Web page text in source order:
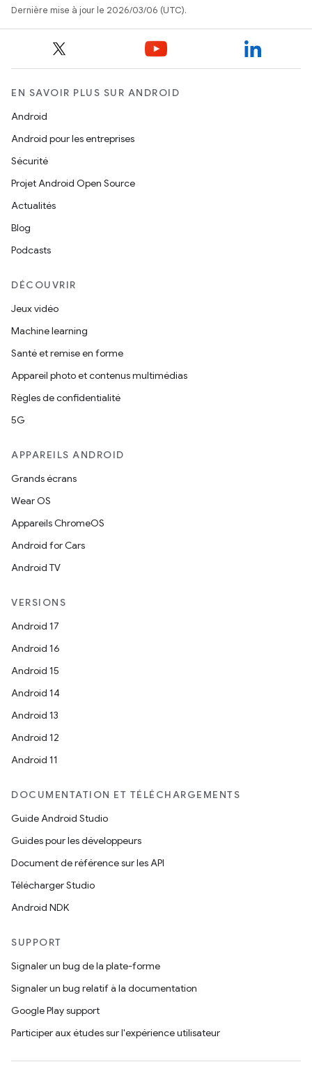
Dernière mise à jour le 2026/03/06 (UTC).
EN SAVOIR PLUS SUR ANDROID
Android
Android pour les entreprises
Sécurité
Projet Android Open Source
Actualités
Blog
Podcasts
DÉCOUVRIR
Jeux vidéo
Machine learning
Santé et remise en forme
Appareil photo et contenus multimédias
Règles de confidentialité
5G
APPAREILS ANDROID
Grands écrans
Wear OS
Appareils ChromeOS
Android for Cars
Android TV
VERSIONS
Android 17
Android 16
Android 15
Android 14
Android 13
Android 12
Android 11
DOCUMENTATION ET TÉLÉCHARGEMENTS
Guide Android Studio
Guides pour les développeurs
Document de référence sur les API
Télécharger Studio
Android NDK
SUPPORT
Signaler un bug de la plate-forme
Signaler un bug relatif à la documentation
Google Play support
Participer aux études sur l'expérience utilisateur